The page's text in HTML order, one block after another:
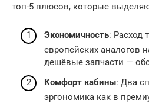
топ-5 плюсов, которые
Экономичность: Расход
европейских аналогов
дешёвые запчасти —
Комфорт кабины: Два
эргономика как в